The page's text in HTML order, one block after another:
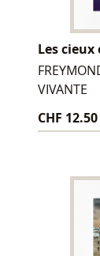
Les
VIVANTE
CHF 12.50